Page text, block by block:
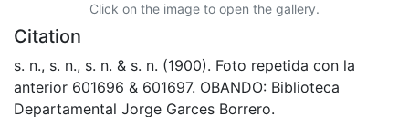
Click on the image to open the gallery.
Citation
s. n., s. n., s. n. & s. n. (1900). Foto repetida con la
anterior 601696 & 601697. OBANDO: Biblioteca
Departamental Jorge Garces Borrero.